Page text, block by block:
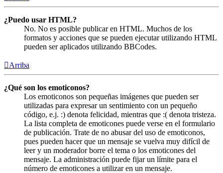
¿Puedo usar HTML?
No. No es posible publicar en HTML. Muchos de los
formatos y acciones que se pueden ejecutar utilizando HTML
pueden ser aplicados utilizando BBCodes.
Arriba
¿Qué son los emoticonos?
Los emoticonos son pequeñas imágenes que pueden ser
utilizadas para expresar un sentimiento con un pequeño
código, e.j. :) denota felicidad, mientras que :( denota tristeza.
La lista completa de emoticones puede verse en el formulario
de publicación. Trate de no abusar del uso de emoticonos,
pues pueden hacer que un mensaje se vuelva muy difícil de
leer y un moderador borre el tema o los emoticones del
mensaje. La administración puede fijar un límite para el
número de emoticones a utilizar en un mensaje.